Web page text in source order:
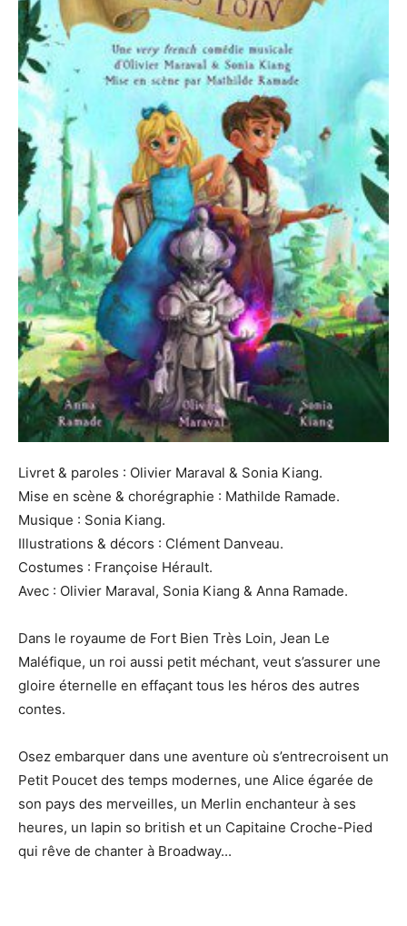
Livret & paroles : Olivier Maraval & Sonia Kiang.
Mise en scène & chorégraphie : Mathilde Ramade.
Musique : Sonia Kiang.
Illustrations & décors : Clément Danveau.
Costumes : Françoise Hérault.
Avec : Olivier Maraval, Sonia Kiang & Anna Ramade.
Dans le royaume de Fort Bien Très Loin, Jean Le
Maléfique, un roi aussi petit méchant, veut s’assurer une
gloire éternelle en effaçant tous les héros des autres
contes.
Osez embarquer dans une aventure où s’entrecroisent un
Petit Poucet des temps modernes, une Alice égarée de
son pays des merveilles, un Merlin enchanteur à ses
heures, un lapin so british et un Capitaine Croche-Pied
qui rêve de chanter à Broadway...